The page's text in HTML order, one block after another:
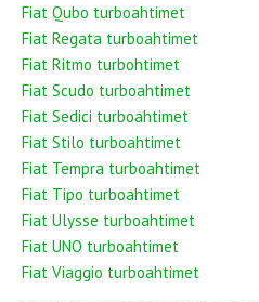
Fiat Qubo turboahtimet
Fiat Regata turboahtimet
Fiat Ritmo turbohtimet
Fiat Scudo turboahtimet
Fiat Sedici turboahtimet
Fiat Stilo turboahtimet
Fiat Tempra turboahtimet
Fiat Tipo turboahtimet
Fiat Ulysse turboahtimet
Fiat UNO turboahtimet
Fiat Viaggio turboahtimet